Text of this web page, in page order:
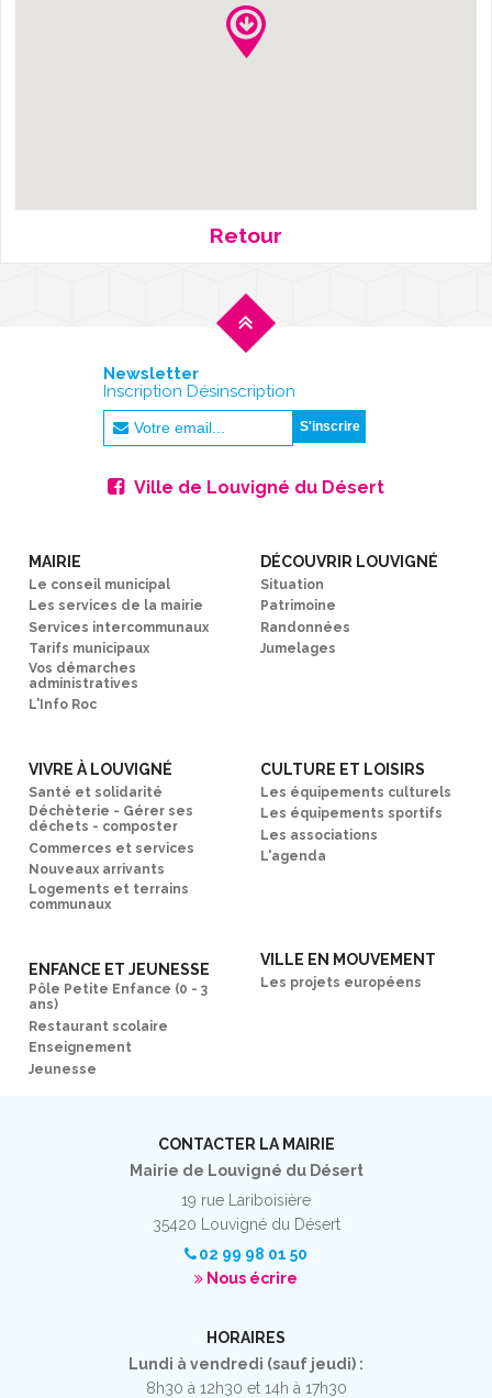
Retour
Newsletter
Inscription Désinscription
Ville de Louvigné du Désert
MAIRIE
Le conseil municipal
Les services de la mairie
Services intercommunaux
Tarifs municipaux
Vos démarches
administratives
L'Info Roc
DÉCOUVRIR LOUVIGNÉ
Situation
Patrimoine
Randonnées
Jumelages
VIVRE À LOUVIGNÉ
Santé et solidarité
Déchèterie - Gérer ses
déchets - composter
Commerces et services
Nouveaux arrivants
Logements et terrains
communaux
CULTURE ET LOISIRS
Les équipements culturels
Les équipements sportifs
Les associations
L'agenda
ENFANCE ET JEUNESSE
Pôle Petite Enfance (0 - 3
ans)
Restaurant scolaire
Enseignement
Jeunesse
VILLE EN MOUVEMENT
Les projets européens
CONTACTER LA MAIRIE
Mairie de Louvigné du Désert
19 rue Lariboisière
35420 Louvigné du Désert
02 99 98 01 50
Nous écrire
HORAIRES
Lundi à vendredi (sauf jeudi) :
8h30 à 12h30 et 14h à 17h30